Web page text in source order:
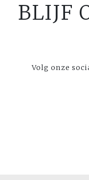
BLIJF
Volg onze